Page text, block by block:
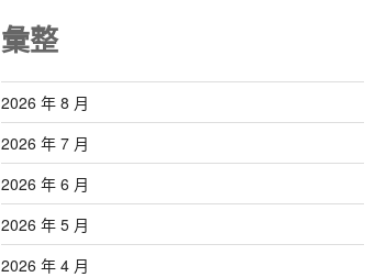
彙整
2026 年 8 月
2026 年 7 月
2026 年 6 月
2026 年 5 月
2026 年 4 月